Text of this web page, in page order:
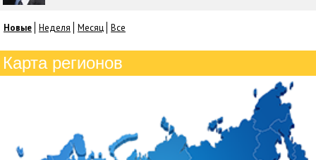
Новые Неделя Месяц Все
Карта регионов